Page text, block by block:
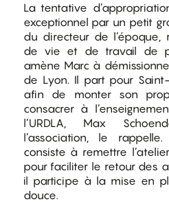
La tentative
exceptionnel par un petit
du directeur de l’époque,
de vie et de travail de
amène Marc à
de Lyon. Il part pour
afin de monter son
consacrer à
l’URDLA, Max
l’association, le
consiste à remettre
pour faciliter le retour des
il participe à la mise en
douce.